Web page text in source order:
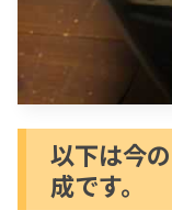
以下は今
成です。